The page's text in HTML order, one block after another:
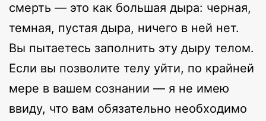
смерть — это как большая дыра: черная,
темная, пустая дыра, ничего в ней нет.
Вы пытаетесь заполнить эту дыру телом.
Если вы позволите телу уйти, по крайней
мере в вашем сознании — я не имею
ввиду, что вам обязательно необходимо